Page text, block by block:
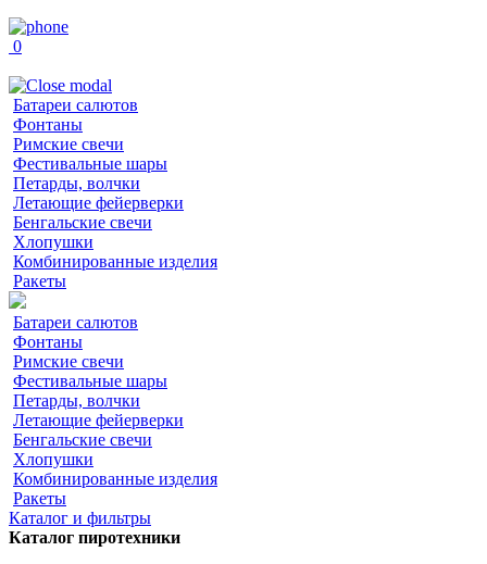
0
Батареи салютов
Фонтаны
Римские свечи
Фестивальные шары
Петарды, волчки
Летающие фейерверки
Бенгальские свечи
Хлопушки
Комбинированные изделия
Ракеты
Батареи салютов
Фонтаны
Римские свечи
Фестивальные шары
Петарды, волчки
Летающие фейерверки
Бенгальские свечи
Хлопушки
Комбинированные изделия
Ракеты
Каталог и фильтры
Каталог пиротехники